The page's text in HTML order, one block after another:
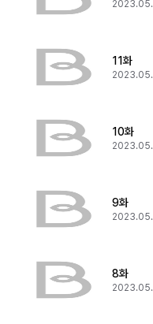
11화
10화
9화
8화